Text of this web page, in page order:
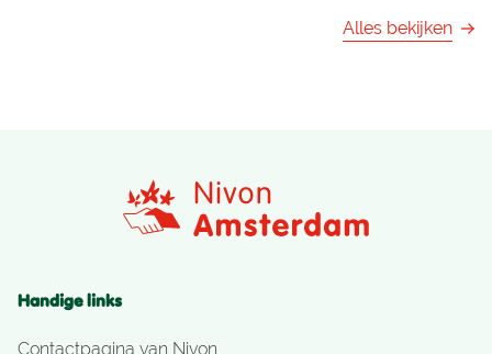
Alles bekijken
Handige links
Contactpagina van Nivon